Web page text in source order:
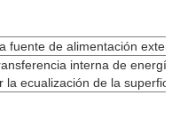
fuente de alimentación
interna de energía
la ecualización de la